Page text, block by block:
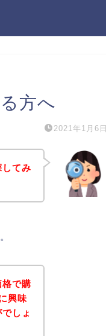
方へ
2021年1月6日
てみ
で購
興味
しょ